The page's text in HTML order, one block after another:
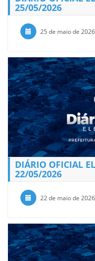
25/05/2026
25 de maio de
DIÁRIO OFICIAL
22/05/2026
22 de maio de